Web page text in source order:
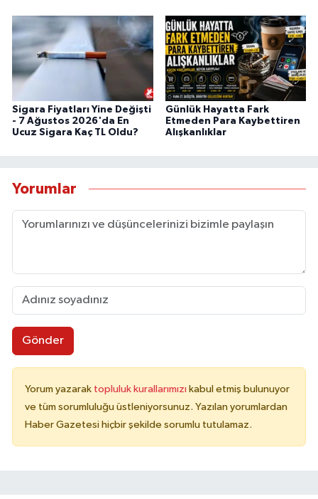
Sigara Fiyatları Yine Değişti
- 7 Ağustos 2026'da En
Ucuz Sigara Kaç TL Oldu?
Günlük Hayatta Fark
Etmeden Para Kaybettiren
Alışkanlıklar
Yorumlar
Gönder
Yorum yazarak topluluk kurallarımızı kabul etmiş bulunuyor
ve tüm sorumluluğu üstleniyorsunuz. Yazılan yorumlardan
Haber Gazetesi hiçbir şekilde sorumlu tutulamaz.